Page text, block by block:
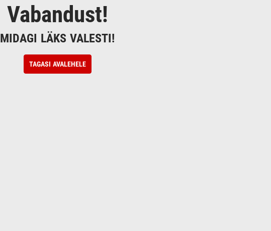
Vabandust!
MIDAGI LÄKS VALESTI!
TAGASI AVALEHELE